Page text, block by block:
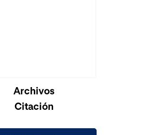
Archivos
Citación